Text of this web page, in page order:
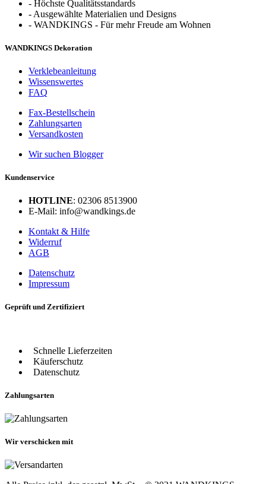
- Höchste Qualitätsstandards
- Ausgewählte Materialien und Designs
- WANDKINGS - Für mehr Freude am Wohnen
WANDKINGS Dekoration
Verklebeanleitung
Wissenswertes
FAQ
Fax-Bestellschein
Zahlungsarten
Versandkosten
Wir suchen Blogger
Kundenservice
HOTLINE: 02306 8513900
E-Mail: info@wandkings.de
Kontakt & Hilfe
Widerruf
AGB
Datenschutz
Impressum
Geprüft und Zertifiziert
Schnelle Lieferzeiten
Käuferschutz
Datenschutz
Zahlungsarten
Wir verschicken mit